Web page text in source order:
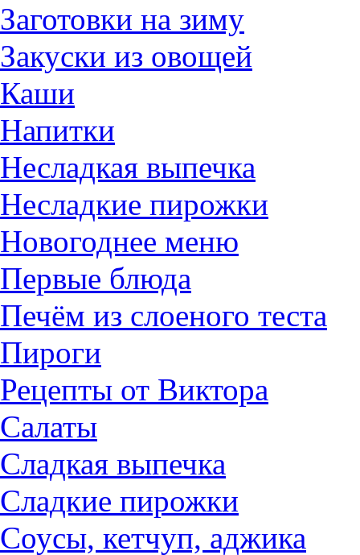
Заготовки на зиму
Закуски из овощей
Каши
Напитки
Несладкая выпечка
Несладкие пирожки
Новогоднее меню
Первые блюда
Печём из слоеного теста
Пироги
Рецепты от Виктора
Салаты
Сладкая выпечка
Сладкие пирожки
Соусы, кетчуп, аджика